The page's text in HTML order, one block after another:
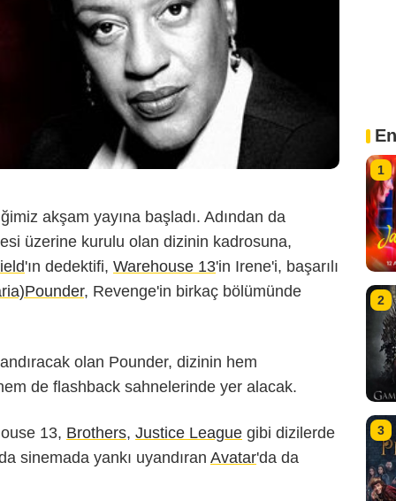
akşam yayına başladı. Adından da
üzerine kurulu olan dizinin kadrosuna,
'ın dedektifi, Warehouse 13'in Irene'i, başarılı
, Revenge'in birkaç bölümünde
olan Pounder, dizinin hem
de flashback sahnelerinde yer alacak.
13, Brothers, Justice League gibi dizilerde
sinemada yankı uyandıran Avatar'da da
1
2
3